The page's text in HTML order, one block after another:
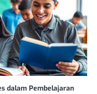
dalam Pembelajaran